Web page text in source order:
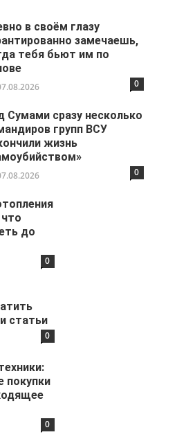
в своём глазу
замечаешь,
тебя бьют им по
0
Сумами сразу несколько
групп ВСУ
жизнь
0
до
0
статьи
0
покупки
0